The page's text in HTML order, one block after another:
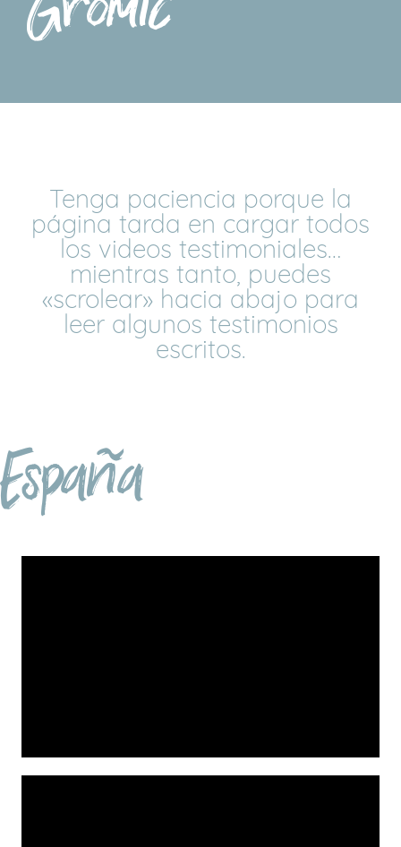
Tenga paciencia porque la
página tarda en cargar todos
los videos testimoniales…
mientras tanto, puedes
«scrolear» hacia abajo para
leer algunos testimonios
escritos.
España